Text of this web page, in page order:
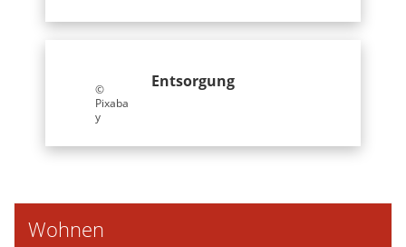
©
Pixaba
y
Entsorgung
Wohnen